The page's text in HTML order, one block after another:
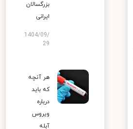
بزرگسالان
ایرانی
1404/09/
29
هر آنچه
که باید
درباره
ویروس
آبله